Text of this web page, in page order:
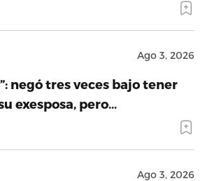
Ago 3, 2026
negó tres veces bajo tener
exesposa, pero…
Ago 3, 2026